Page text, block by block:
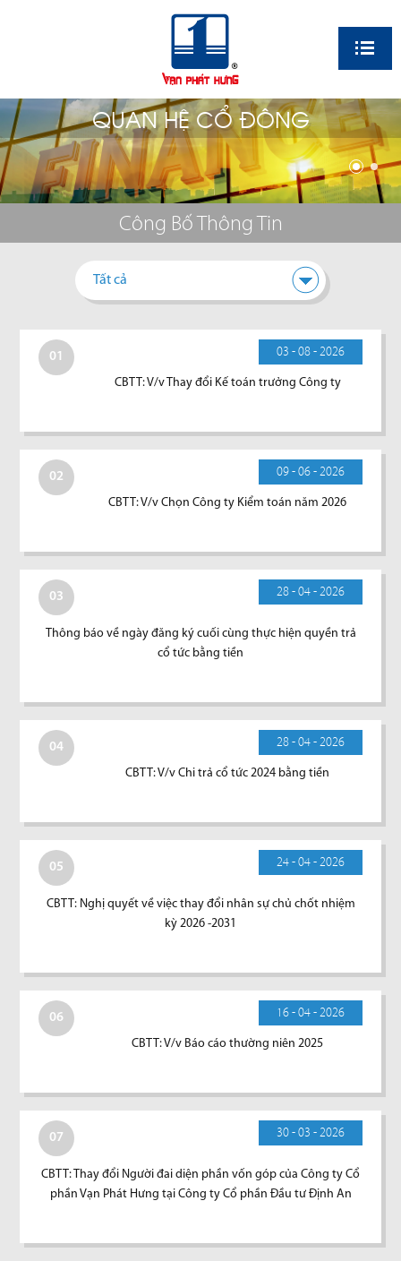
QUAN HỆ CỔ ĐÔNG
Công Bố Thông Tin
Tất cả
01 03 - 08 - 2026
CBTT: V/v Thay đổi Kế toán trưởng Công ty
02 09 - 06 - 2026
CBTT: V/v Chọn Công ty Kiểm toán năm 2026
03 28 - 04 - 2026
Thông báo về ngày đăng ký cuối cùng thực hiện quyền trả
cổ tức bằng tiền
04 28 - 04 - 2026
CBTT: V/v Chi trả cổ tức 2024 bằng tiền
05 24 - 04 - 2026
CBTT: Nghị quyết về việc thay đổi nhân sự chủ chốt nhiệm
kỳ 2026 -2031
06 16 - 04 - 2026
CBTT: V/v Báo cáo thường niên 2025
07 30 - 03 - 2026
CBTT: Thay đổi Người đai diện phần vốn góp của Công ty Cổ
phần Vạn Phát Hưng tại Công ty Cổ phần Đầu tư Định An